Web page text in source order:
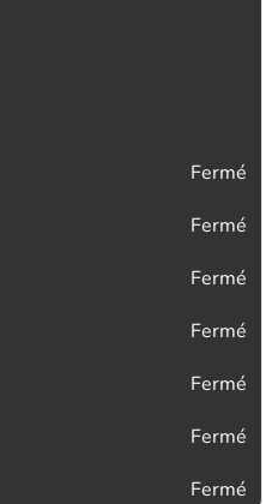
Fermé
Fermé
Fermé
Fermé
Fermé
Fermé
Fermé